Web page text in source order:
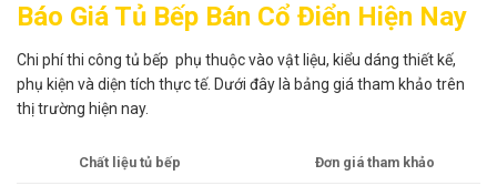
Báo Giá Tủ Bếp Bán Cổ Điển Hiện Nay
Chi phí thi công tủ bếp phụ thuộc vào vật liệu, kiểu dáng thiết kế,
phụ kiện và diện tích thực tế. Dưới đây là bảng giá tham khảo trên
thị trường hiện nay.
Chất liệu tủ bếp Đơn giá tham khảo